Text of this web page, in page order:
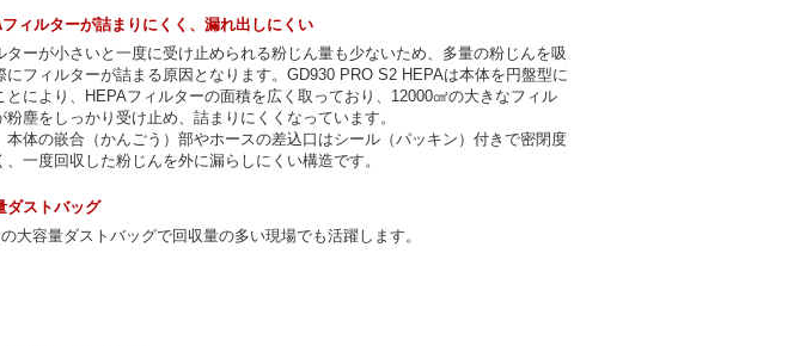
フィルターが詰まりにくく、漏れ出しにくい
ターが小さいと一度に受け止められる粉じん量も少ないため、多量の粉じんを吸
にフィルターが詰まる原因となります。GD930 PRO S2 HEPAは本体を円盤型に
とにより、HEPAフィルターの面積を広く取っており、12000㎠の大きなフィル
粉塵をしっかり受け止め、詰まりにくくなっています。
本体の嵌合（かんごう）部やホースの差込口はシール（パッキン）付きで密閉度
、一度回収した粉じんを外に漏らしにくい構造です。
ダストバッグ
大容量ダストバッグで回収量の多い現場でも活躍します。